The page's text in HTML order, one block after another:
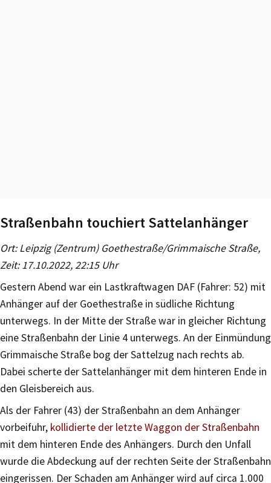
Straßenbahn touchiert Sattelanhänger
Ort: Leipzig (Zentrum) Goethestraße/Grimmaische Straße,
Zeit: 17.10.2022, 22:15 Uhr
Gestern Abend war ein Lastkraftwagen DAF (Fahrer: 52) mit
Anhänger auf der Goethestraße in südliche Richtung
unterwegs. In der Mitte der Straße war in gleicher Richtung
eine Straßenbahn der Linie 4 unterwegs. An der Einmündung
Grimmaische Straße bog der Sattelzug nach rechts ab.
Dabei scherte der Sattelanhänger mit dem hinteren Ende in
den Gleisbereich aus.
Als der Fahrer (43) der Straßenbahn an dem Anhänger
vorbeifuhr, kollidierte der letzte Waggon der Straßenbahn
mit dem hinteren Ende des Anhängers. Durch den Unfall
wurde die Abdeckung auf der rechten Seite der Straßenbahn
eingerissen. Der Schaden am Anhänger wird auf circa 1.000